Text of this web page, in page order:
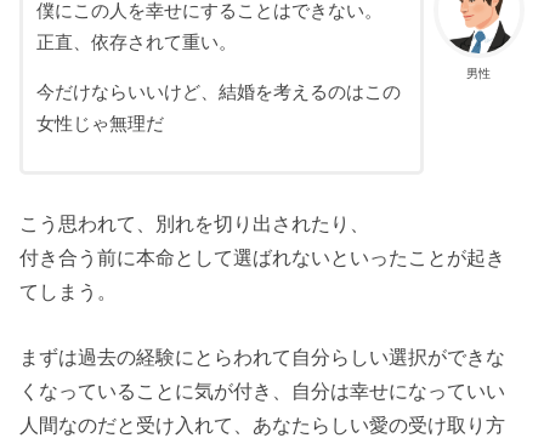
男性
僕にこの人を幸せにすることはできない。
正直、依存されて重い。
今だけならいいけど、結婚を考えるのはこの
女性じゃ無理だ
こう思われて、別れを切り出されたり、
付き合う前に本命として選ばれないといったことが起き
てしまう。
まずは過去の経験にとらわれて自分らしい選択ができな
くなっていることに気が付き、自分は幸せになっていい
人間なのだと受け入れて、あなたらしい愛の受け取り方